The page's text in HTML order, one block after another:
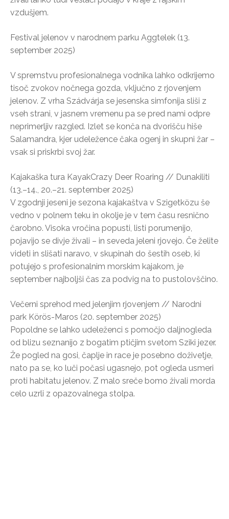
vzdušjem.
Festival jelenov v narodnem parku Aggtelek (13.
september 2025)
V spremstvu profesionalnega vodnika lahko odkrijemo
tisoč zvokov nočnega gozda, vključno z rjovenjem
jelenov. Z vrha Szádvárja se jesenska simfonija sliši z
vseh strani, v jasnem vremenu pa se pred nami odpre
neprimerljiv razgled. Izlet se konča na dvorišču hiše
Salamandra, kjer udeležence čaka ogenj in skupni žar –
vsak si priskrbi svoj žar.
Kajakaška tura KayakCrazy Deer Roaring // Dunakiliti
(13.–14., 20.–21. september 2025)
V zgodnji jeseni je sezona kajakaštva v Szigetközu še
vedno v polnem teku in okolje je v tem času resnično
čarobno. Visoka vročina popusti, listi porumenijo,
pojavijo se divje živali – in seveda jeleni rjovejo. Če želite
videti in slišati naravo, v skupinah do šestih oseb, ki
potujejo s profesionalnim morskim kajakom, je
september najboljši čas za podvig na to pustolovščino.
Večerni sprehod med jelenjim rjovenjem // Narodni
park Körös-Maros (20. september 2025)
Popoldne se lahko udeleženci s pomočjo daljnogleda
od blizu seznanijo z bogatim ptičjim svetom Sziki jezer.
Že pogled na gosi, čaplje in race je posebno doživetje,
nato pa se, ko luči počasi ugasnejo, pot ogleda usmeri
proti habitatu jelenov. Z malo sreče bomo živali morda
celo uzrli z opazovalnega stolpa.